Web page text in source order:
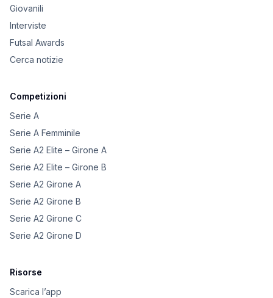
Giovanili
Interviste
Futsal Awards
Cerca notizie
Competizioni
Serie A
Serie A Femminile
Serie A2 Elite – Girone A
Serie A2 Elite – Girone B
Serie A2 Girone A
Serie A2 Girone B
Serie A2 Girone C
Serie A2 Girone D
Risorse
Scarica l’app